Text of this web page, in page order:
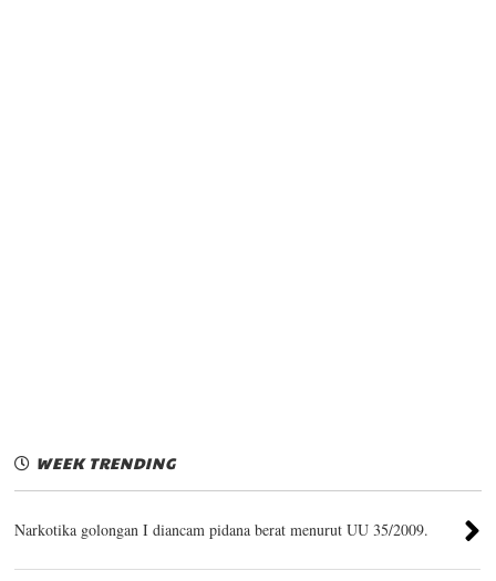
WEEK TRENDING
Narkotika golongan I diancam pidana berat menurut UU 35/2009.